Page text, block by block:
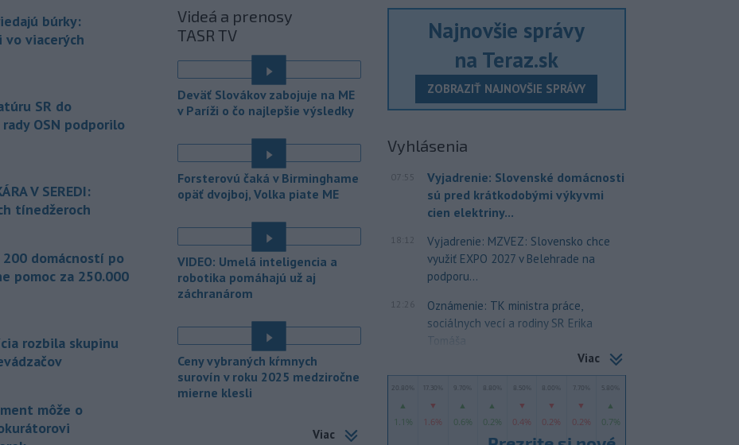
búrky:
viacerých
SR do
OSN podporilo
V SEREDI:
tínedžeroch
200 domácností po
pomoc za 250.000
rozbila skupinu
môže o
12:00 - Silné búrky vo štvrtok
vyvolali v hornatých oblastiach
Rakúska povodne a
11:51 - Slovenský
hydrometeorologický ústav (SHMÚ)
viacerých okresoch stredného a
východného Slovenska. Vydal preto
výstrahu prvého stupňa.
požiada Národný bezpečnostnýúrad
(NBÚ) o nezávislé odborné posúdenie
dodaných radarových zariadení, ktoré
sú v pilotnej prevádzke.
horúčavy a nedostatok pitnej vody
boli do odvolania vyhlásené
mimoriadne situácie v obciach Nižný
Čaj a Vyšný Čaj v okrese Košice-okolie.
hudobného festivalu
Videá a prenosy
TASR TV
Deväť Slovákov zabojuje na ME
v Paríži o čo najlepšie výsledky
Forsterovú čaká v Birminghame
opäť dvojboj, Volka piate ME
VIDEO: Umelá inteligencia a
robotika pomáhajú už aj
záchranárom
Ceny vybraných kŕmnych
surovín v roku 2025 medziročne
mierne klesli
Viac
Najnovšie správy
na Teraz.sk
ZOBRAZIŤ NAJNOVŠIE SPRÁVY
Vyhlásenia
07:55
Vyjadrenie: Slovenské domácnosti
sú pred krátkodobými výkyvmi
cien elektriny...
18:12
Vyjadrenie: MZVEZ: Slovensko chce
využiť EXPO 2027 v Belehrade na
podporu...
12:26
Oznámenie: TK ministra práce,
sociálnych vecí a rodiny SR Erika
Tomáša
Viac